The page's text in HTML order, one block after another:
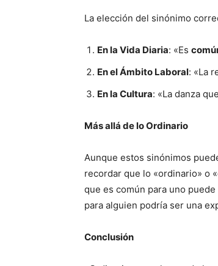
La elección del sinónimo
En la Vida Diaria: «Es
En el Ámbito Laboral: «La
En la Cultura: «La danza
Más allá de lo Ordinario
Aunque estos sinónimos
recordar que lo «ordinario» o
que es común para uno
para alguien podría ser una
Conclusión